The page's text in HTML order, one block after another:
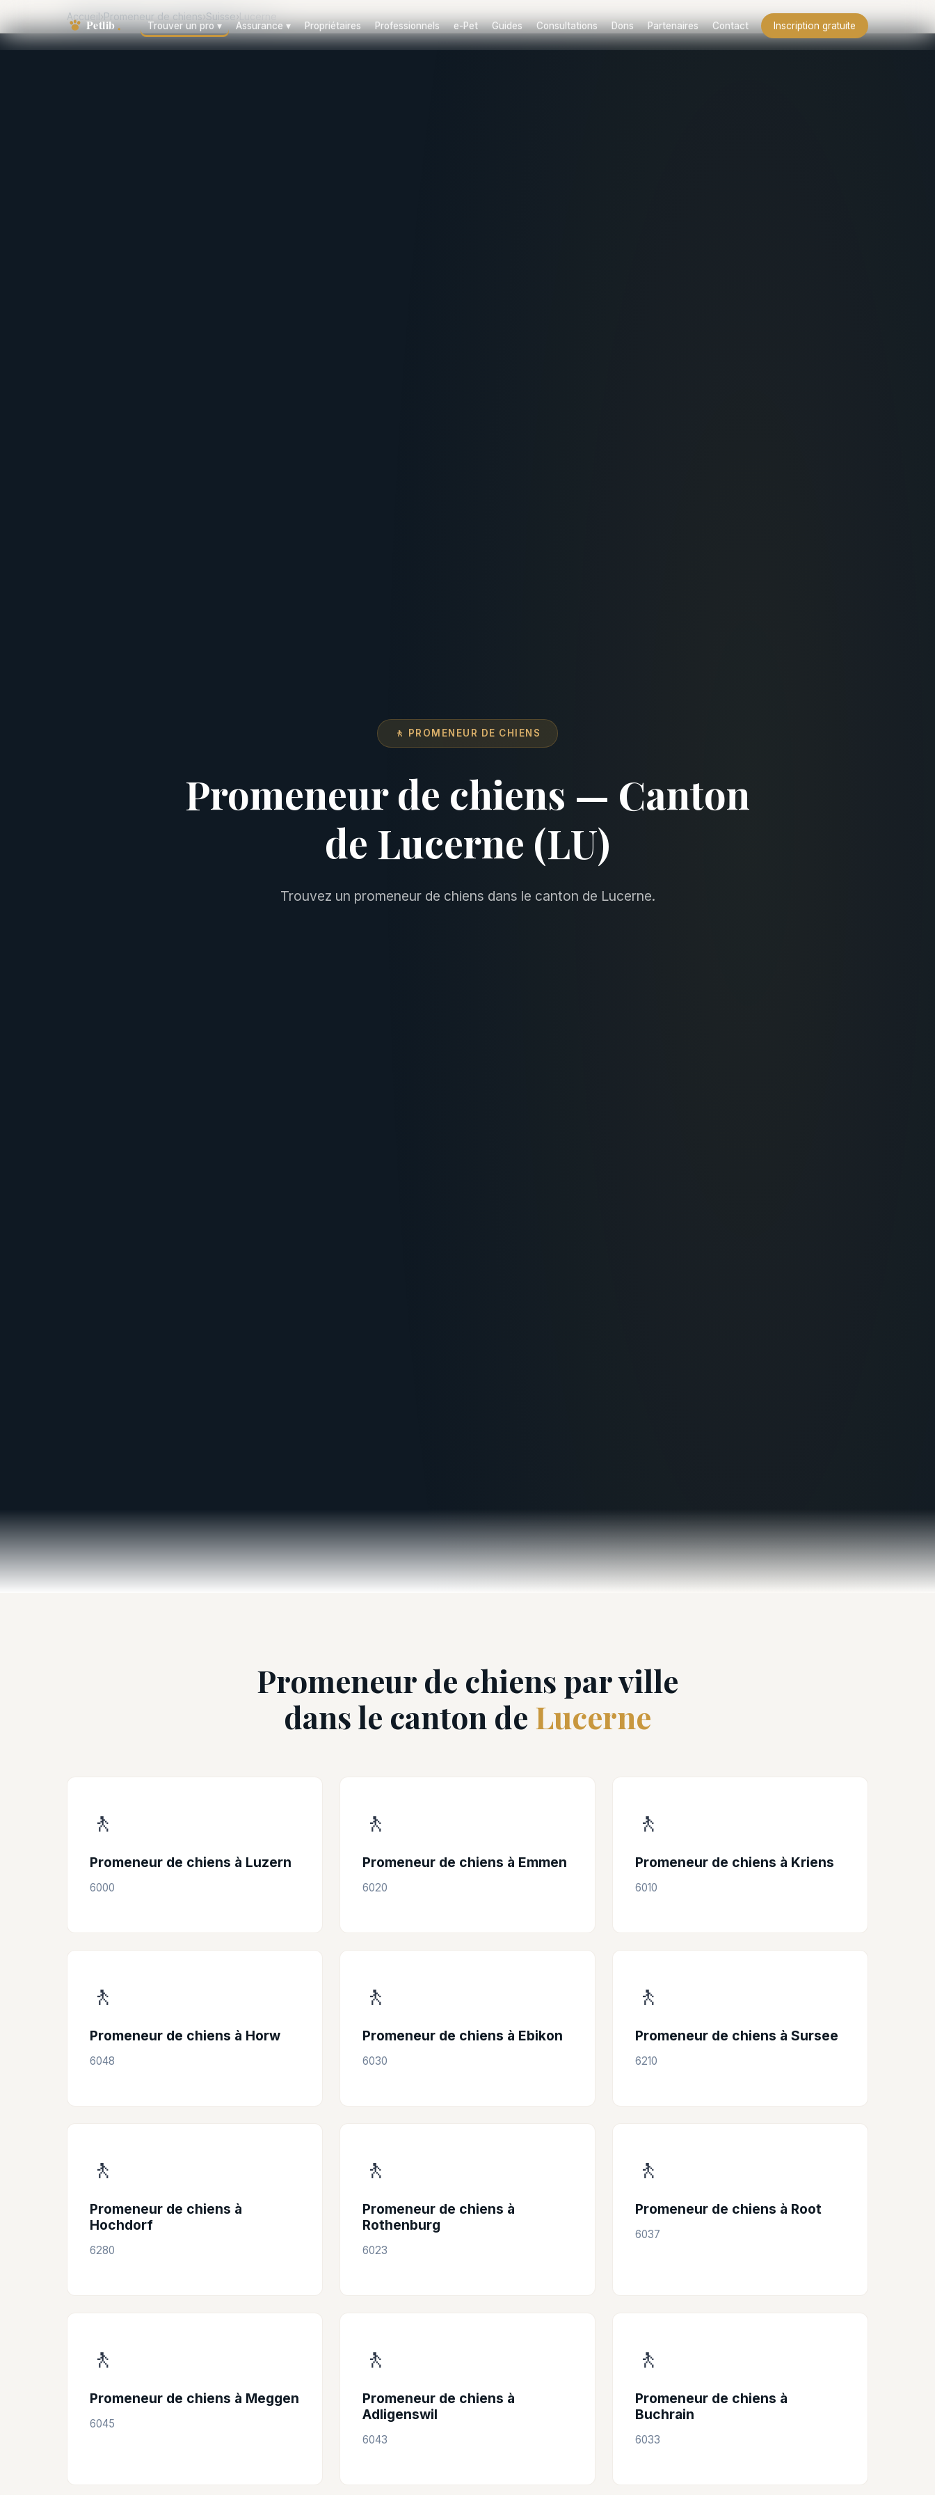
Trouver un pro▾ Assurance▾ Propriétaires Professionnels e-Pet Guides Consultations Dons Partenaires Contact Inscription gratuite
Accueil›Promeneur de chiens›Suisse›Lucerne
🚶 PROMENEUR DE CHIENS
Promeneur de chiens — Canton
de Lucerne (LU)
Trouvez un promeneur de chiens dans le canton de Lucerne.
Promeneur de chiens par ville
dans le canton de Lucerne
🚶
Promeneur de chiens à Luzern
6000
🚶
Promeneur de chiens à Emmen
6020
🚶
Promeneur de chiens à Kriens
6010
🚶
Promeneur de chiens à Horw
6048
🚶
Promeneur de chiens à Ebikon
6030
🚶
Promeneur de chiens à Sursee
6210
🚶
Promeneur de chiens à
Hochdorf
6280
🚶
Promeneur de chiens à
Rothenburg
6023
🚶
Promeneur de chiens à Root
6037
🚶
Promeneur de chiens à Meggen
6045
🚶
Promeneur de chiens à
Adligenswil
6043
🚶
Promeneur de chiens à
Buchrain
6033